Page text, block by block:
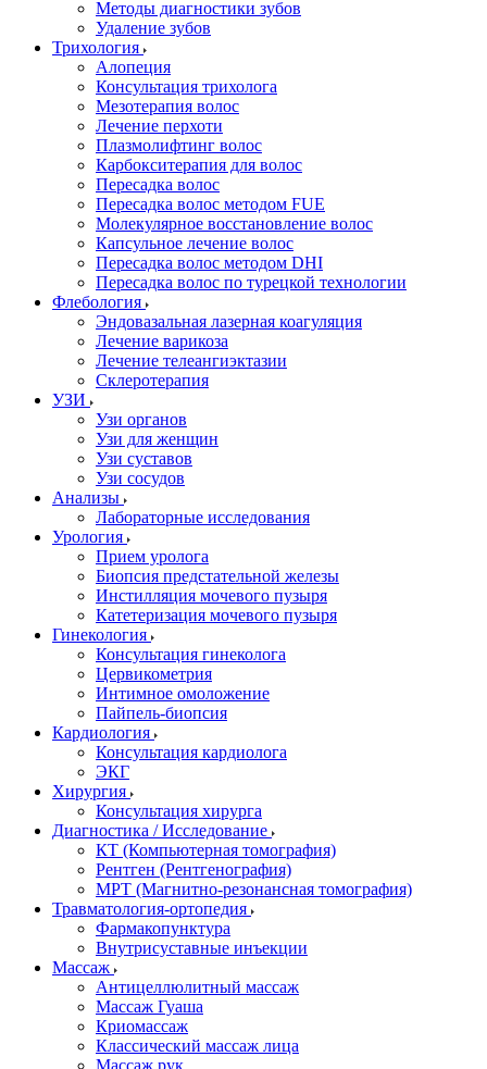
Методы диагностики зубов
Удаление зубов
Трихология
Алопеция
Консультация трихолога
Мезотерапия волос
Лечение перхоти
Плазмолифтинг волос
Карбокситерапия для волос
Пересадка волос
Пересадка волос методом FUE
Молекулярное восстановление волос
Капсульное лечение волос
Пересадка волос методом DHI
Пересадка волос по турецкой технологии
Флебология
Эндовазальная лазерная коагуляция
Лечение варикоза
Лечение телеангиэктазии
Склеротерапия
УЗИ
Узи органов
Узи для женщин
Узи cуставов
Узи сосудов
Анализы
Лабораторные исследования
Урология
Прием уролога
Биопсия предстательной железы
Инстилляция мочевого пузыря
Катетеризация мочевого пузыря
Гинекология
Консультация гинеколога
Цервикометрия
Интимное омоложение
Пайпель-биопсия
Кардиология
Консультация кардиолога
ЭКГ
Хирургия
Консультация хирурга
Диагностика / Исследование
КТ (Компьютерная томография)
Рентген (Рентгенография)
МРТ (Магнитно-резонансная томография)
Травматология-ортопедия
Фармакопунктура
Внутрисуставные инъекции
Массаж
Антицеллюлитный массаж
Массаж Гуаша
Криомассаж
Классический массаж лица
Массаж рук